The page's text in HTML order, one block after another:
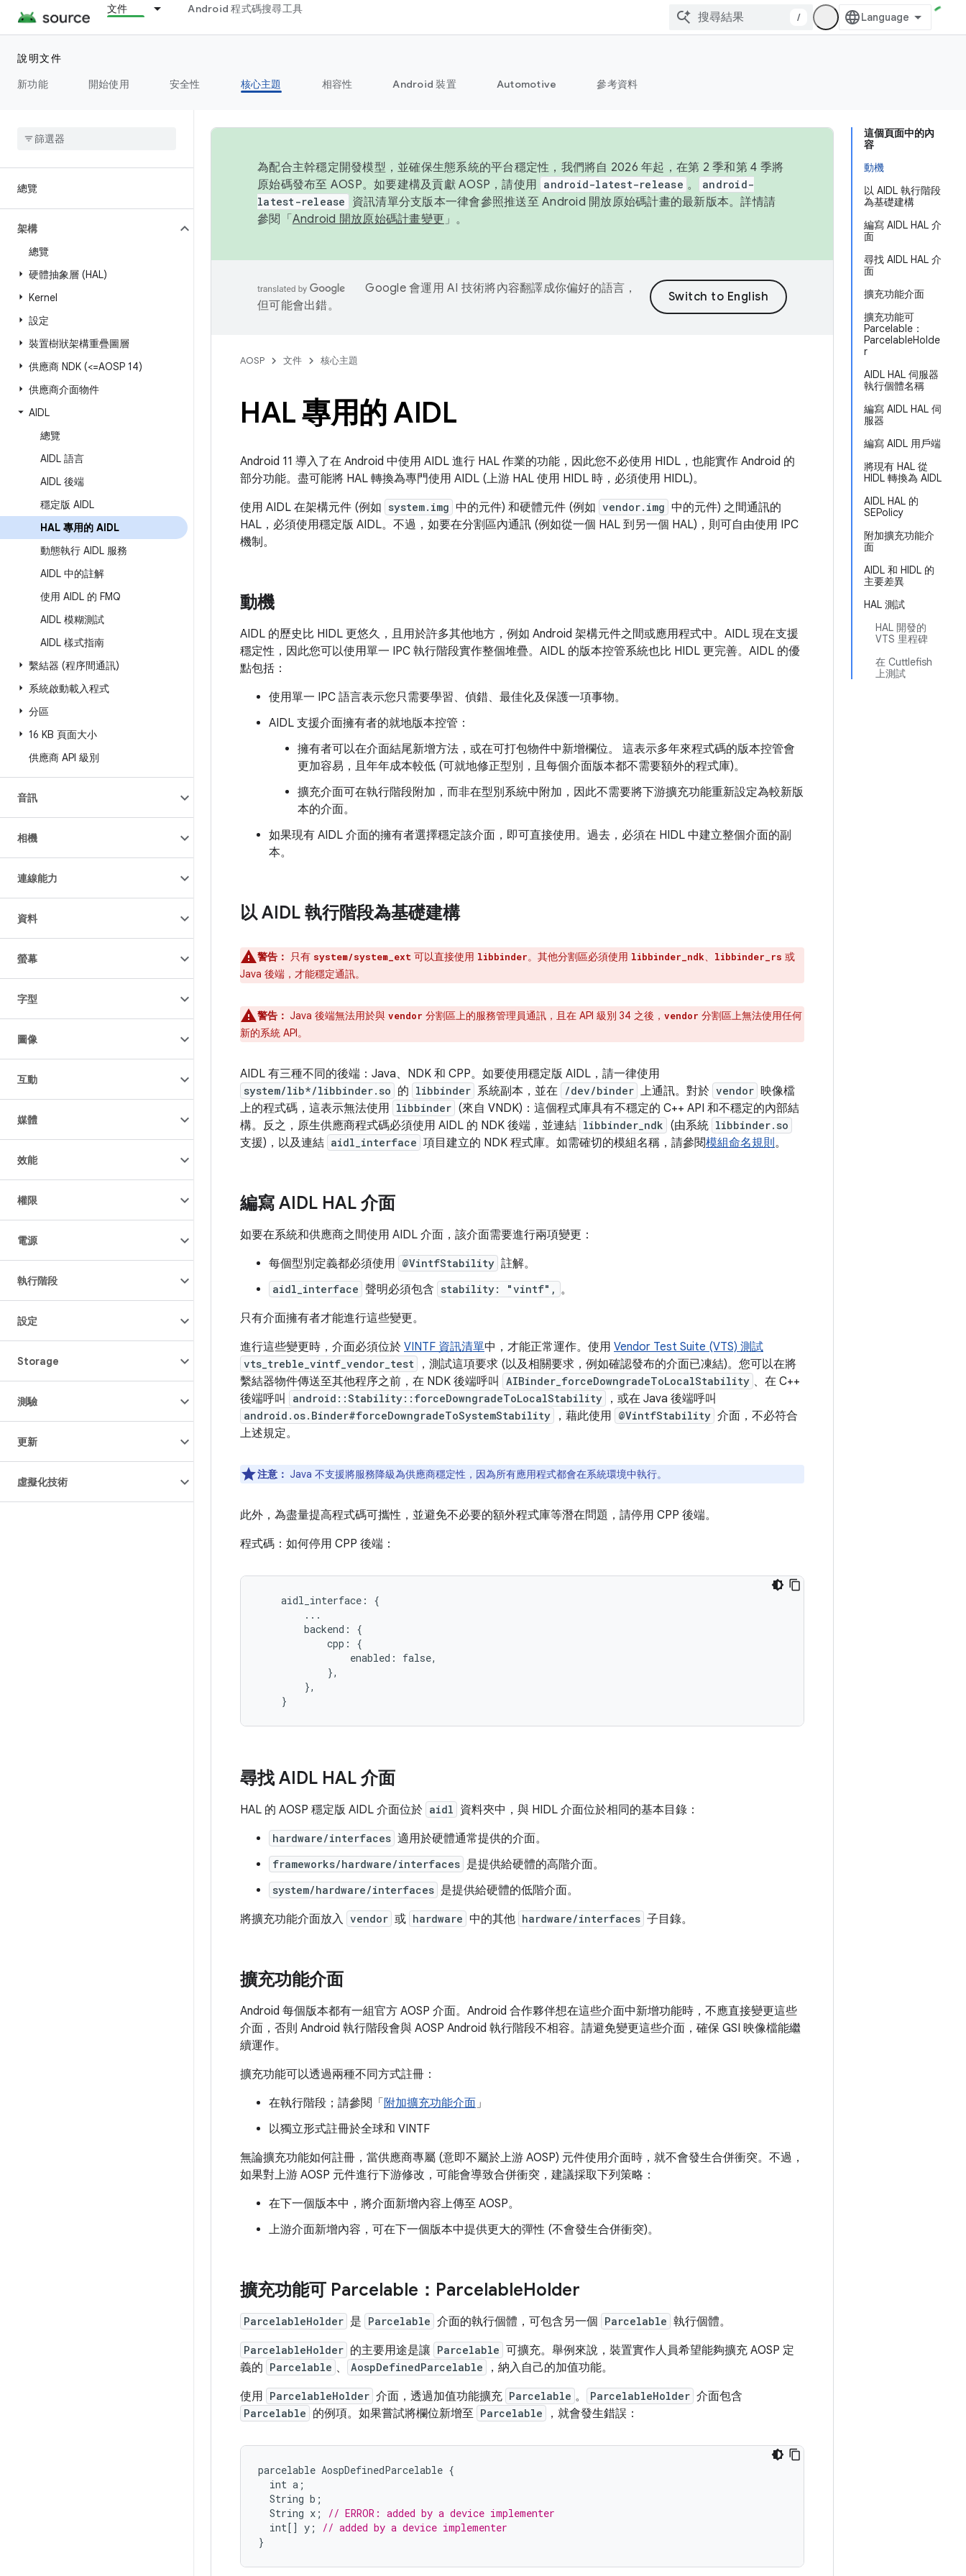
文件 Android 程式碼搜尋工具
/
說明文件
新功能
開始使用 安全性 核心主題 相容性 Android 裝置 Automotive 參考資料
總覽
架構
總覽
硬體抽象層 (HAL)
Kernel
設定
裝置樹狀架構重疊圖層
供應商 NDK (<=AOSP 14)
供應商介面物件
AIDL
總覽
AIDL 語言
AIDL 後端
穩定版 AIDL
HAL 專用的 AIDL
動態執行 AIDL 服務
AIDL 中的註解
使用 AIDL 的 FMQ
AIDL 模糊測試
AIDL 樣式指南
繫結器 (程序間通訊)
系統啟動載入程式
分區
16 KB 頁面大小
供應商 API 級別
音訊
相機
連線能力
資料
螢幕
字型
圖像
互動
媒體
效能
權限
電源
執行階段
設定
Storage
測驗
更新
虛擬化技術
這個頁面中的內
容
動機
以 AIDL 執行階段
為基礎建構
編寫 AIDL HAL 介
面
尋找 AIDL HAL 介
面
擴充功能介面
擴充功能可
Parcelable：
ParcelableHolde
r
AIDL HAL 伺服器
執行個體名稱
編寫 AIDL HAL 伺
服器
編寫 AIDL 用戶端
將現有 HAL 從
HIDL 轉換為 AIDL
AIDL HAL 的
SEPolicy
附加擴充功能介
面
AIDL 和 HIDL 的
主要差異
HAL 測試
HAL 開發的
VTS 里程碑
在 Cuttlefish
上測試
為配合主幹穩定開發模型，並確保生態系統的平台穩定性，我們將自 2026 年起，在第 2 季和第 4 季將
原始碼發布至 AOSP。如要建構及貢獻 AOSP，請使用 android-latest-release 。
android-
latest-release
資訊清單分支版本一律會參照推送至 Android 開放原始碼計畫的最新版本。詳情請
參閱「 Android 開放原始碼計畫變更 」。
Google 會運用 AI 技術將內容翻譯成你偏好的語言，
但可能會出錯。
AOSP 文件 核心主題
HAL 專用的 AIDL
Android 11 導入了在 Android 中使用 AIDL 進行 HAL 作業的功能，因此您不必使用 HIDL，也能實作 Android 的
部分功能。盡可能將 HAL 轉換為專門使用 AIDL (上游 HAL 使用 HIDL 時，必須使用 HIDL)。
使用 AIDL 在架構元件 (例如 system.img 中的元件) 和硬體元件 (例如 vendor.img 中的元件) 之間通訊的
HAL，必須使用穩定版 AIDL。不過，如要在分割區內通訊 (例如從一個 HAL 到另一個 HAL)，則可自由使用 IPC
機制。
動機
AIDL 的歷史比 HIDL 更悠久，且用於許多其他地方，例如 Android 架構元件之間或應用程式中。AIDL 現在支援
穩定性，因此您可以使用單一 IPC 執行階段實作整個堆疊。AIDL 的版本控管系統也比 HIDL 更完善。AIDL 的優
點包括：
使用單一 IPC 語言表示您只需要學習、偵錯、最佳化及保護一項事物。
AIDL 支援介面擁有者的就地版本控管：
擁有者可以在介面結尾新增方法，或在可打包物件中新增欄位。 這表示多年來程式碼的版本控管會
更加容易，且年年成本較低 (可就地修正型別，且每個介面版本都不需要額外的程式庫)。
擴充介面可在執行階段附加，而非在型別系統中附加，因此不需要將下游擴充功能重新設定為較新版
本的介面。
如果現有 AIDL 介面的擁有者選擇穩定該介面，即可直接使用。過去，必須在 HIDL 中建立整個介面的副
本。
以 AIDL 執行階段為基礎建構
警告： 只有 system/system_ext 可以直接使用 libbinder。其他分割區必須使用 libbinder_ndk、 libbinder_rs 或
Java 後端，才能穩定通訊。
警告： Java 後端無法用於與 vendor 分割區上的服務管理員通訊，且在 API 級別 34 之後， vendor 分割區上無法使用任何
新的系統 API。
AIDL 有三種不同的後端：Java、NDK 和 CPP。如要使用穩定版 AIDL，請一律使用
system/lib*/libbinder.so 的 libbinder 系統副本，並在 /dev/binder 上通訊。對於 vendor 映像檔
上的程式碼，這表示無法使用 libbinder (來自 VNDK)：這個程式庫具有不穩定的 C++ API 和不穩定的內部結
構。反之，原生供應商程式碼必須使用 AIDL 的 NDK 後端，並連結 libbinder_ndk (由系統 libbinder.so
支援)，以及連結 aidl_interface 項目建立的 NDK 程式庫。如需確切的模組名稱，請參閱模組命名規則。
編寫 AIDL HAL 介面
如要在系統和供應商之間使用 AIDL 介面，該介面需要進行兩項變更：
每個型別定義都必須使用 @VintfStability 註解。
aidl_interface 聲明必須包含 stability: "vintf", 。
只有介面擁有者才能進行這些變更。
進行這些變更時，介面必須位於 VINTF 資訊清單中，才能正常運作。使用 Vendor Test Suite (VTS) 測試
vts_treble_vintf_vendor_test
，測試這項要求 (以及相關要求，例如確認發布的介面已凍結)。您可以在將
繫結器物件傳送至其他程序之前，在 NDK 後端呼叫
AIBinder_forceDowngradeToLocalStability 、在 C++
後端呼叫
android::Stability::forceDowngradeToLocalStability ，或在 Java 後端呼叫
android.os.Binder#forceDowngradeToSystemStability ，藉此使用 @VintfStability 介面，不必符合
上述規定。
注意： Java 不支援將服務降級為供應商穩定性，因為所有應用程式都會在系統環境中執行。
此外，為盡量提高程式碼可攜性，並避免不必要的額外程式庫等潛在問題，請停用 CPP 後端。
程式碼：如何停用 CPP 後端：
    aidl_interface: {
        ...
        backend: {
            cpp: {
                enabled: false,
            },
        },
尋找 AIDL HAL 介面
HAL 的 AOSP 穩定版 AIDL 介面位於 aidl 資料夾中，與 HIDL 介面位於相同的基本目錄：
hardware/interfaces 適用於硬體通常提供的介面。
frameworks/hardware/interfaces 是提供給硬體的高階介面。
system/hardware/interfaces 是提供給硬體的低階介面。
將擴充功能介面放入 vendor 或 hardware 中的其他 hardware/interfaces 子目錄。
擴充功能介面
Android 每個版本都有一組官方 AOSP 介面。Android 合作夥伴想在這些介面中新增功能時，不應直接變更這些
介面，否則 Android 執行階段會與 AOSP Android 執行階段不相容。請避免變更這些介面，確保 GSI 映像檔能繼
續運作。
擴充功能可以透過兩種不同方式註冊：
在執行階段；請參閱「 附加擴充功能介面」
以獨立形式註冊於全球和 VINTF
無論擴充功能如何註冊，當供應商專屬 (意即不屬於上游 AOSP) 元件使用介面時，就不會發生合併衝突。不過，
如果對上游 AOSP 元件進行下游修改，可能會導致合併衝突，建議採取下列策略：
在下一個版本中，將介面新增內容上傳至 AOSP。
上游介面新增內容，可在下一個版本中提供更大的彈性 (不會發生合併衝突)。
擴充功能可 Parcelable：ParcelableHolder
ParcelableHolder 是 Parcelable 介面的執行個體，可包含另一個 Parcelable 執行個體。
ParcelableHolder 的主要用途是讓 Parcelable 可擴充。舉例來說，裝置實作人員希望能夠擴充 AOSP 定
義的 Parcelable 、 AospDefinedParcelable
，納入自己的加值功能。
使用 ParcelableHolder 介面，透過加值功能擴充 Parcelable 。 ParcelableHolder 介面包含
Parcelable 的例項。如果嘗試將欄位新增至 Parcelable ，就會發生錯誤：
parcelable AospDefinedParcelable {
int a ;
String b ;
String x ;
// ERROR: added by a device implementer
int[] y ;
// added by a device implementer
}